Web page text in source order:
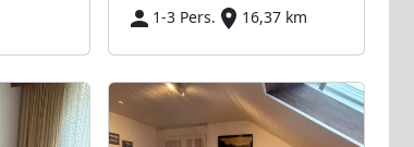
1-3 Pers.
16,37 km